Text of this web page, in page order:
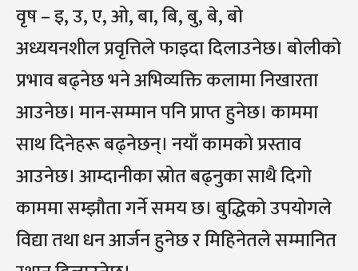
वृष – इ, उ, ए, ओ, बा, बि, बु, बे, बो
अध्ययनशील प्रवृत्तिले फाइदा दिलाउनेछ। बोलीको
प्रभाव बढ्नेछ भने अभिव्यक्ति कलामा निखारता
आउनेछ। मान-सम्मान पनि प्राप्त हुनेछ। काममा
साथ दिनेहरू बढ्नेछन्। नयाँ कामको प्रस्ताव
आउनेछ। आम्दानीका स्रोत बढ्नुका साथै दिगो
काममा सम्झौता गर्ने समय छ। बुद्धिको उपयोगले
विद्या तथा धन आर्जन हुनेछ र मिहिनेतले सम्मानित